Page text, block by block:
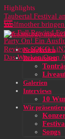
Highlights
Taubertal Festival
Wolfmother
Das Full Rewind
Party On! Ein
Review: SOKO
Das Wacken Open
Neuigkeiten
Rezensionen
Galerien
Interviews
10
Wir
Songs